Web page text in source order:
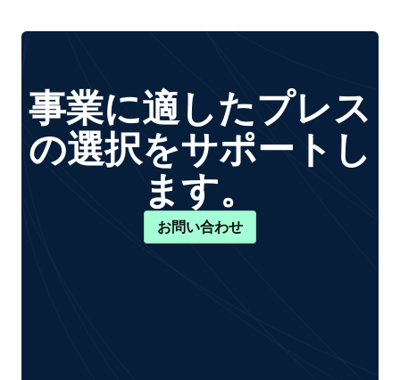
事業に適したプレス
の選択をサポートし
ます。
お問い合わせ